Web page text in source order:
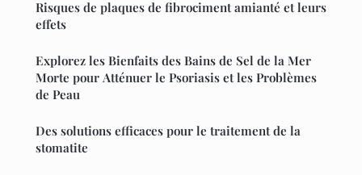
Risques de plaques de fibrociment amianté et leurs
effets
Explorez les Bienfaits des Bains de Sel de la Mer
Morte pour Atténuer le Psoriasis et les Problèmes
de Peau
Des solutions efficaces pour le traitement de la
stomatite